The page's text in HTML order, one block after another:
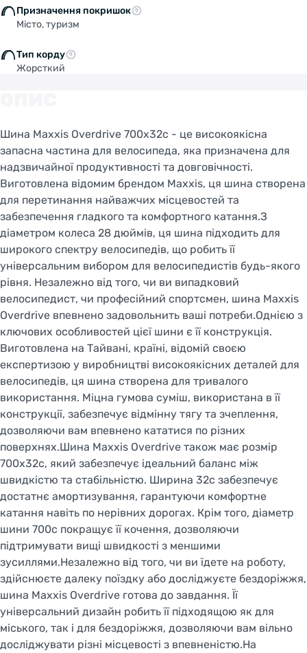
Призначення покришок
Місто, туризм
Тип корду
Жорсткий
Шина Maxxis Overdrive 700x32c - це високоякісна
запасна частина для велосипеда, яка призначена для
надзвичайної продуктивності та довговічності.
Виготовлена відомим брендом Maxxis, ця шина створена
для перетинання найважчих місцевостей та
забезпечення гладкого та комфортного катання.З
діаметром колеса 28 дюймів, ця шина підходить для
широкого спектру велосипедів, що робить її
універсальним вибором для велосипедистів будь-якого
рівня. Незалежно від того, чи ви випадковий
велосипедист, чи професійний спортсмен, шина Maxxis
Overdrive впевнено задовольнить ваші потреби.Однією з
ключових особливостей цієї шини є її конструкція.
Виготовлена на Тайвані, країні, відомій своєю
експертизою у виробництві високоякісних деталей для
велосипедів, ця шина створена для тривалого
використання. Міцна гумова суміш, використана в її
конструкції, забезпечує відмінну тягу та зчеплення,
дозволяючи вам впевнено кататися по різних
поверхнях.Шина Maxxis Overdrive також має розмір
700x32c, який забезпечує ідеальний баланс між
швидкістю та стабільністю. Ширина 32c забезпечує
достатнє амортизування, гарантуючи комфортне
катання навіть по нерівних дорогах. Крім того, діаметр
шини 700c покращує її кочення, дозволяючи
підтримувати вищі швидкості з меншими
зусиллями.Незалежно від того, чи ви їдете на роботу,
здійснюєте далеку поїздку або досліджуєте бездоріжжя,
шина Maxxis Overdrive готова до завдання. Її
універсальний дизайн робить її підходящою як для
міського, так і для бездоріжжя, дозволяючи вам вільно
досліджувати різні місцевості з впевненістю.На